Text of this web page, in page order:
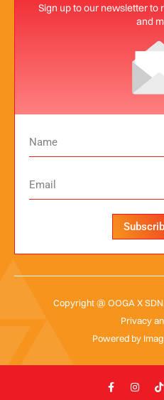
Sign up to our newsletter to
and
Copyright @ OOGA X
Privacy
Powered by